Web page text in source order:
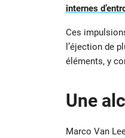
internes
Ces
l’éjection de
éléments, y
Une
Marco Van